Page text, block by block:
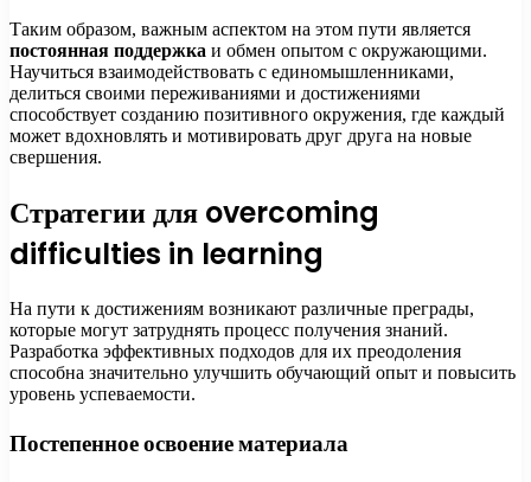
Таким образом, важным аспектом на этом пути является
постоянная поддержка и обмен опытом с окружающими.
Научиться взаимодействовать с единомышленниками,
делиться своими переживаниями и достижениями
способствует созданию позитивного окружения, где каждый
может вдохновлять и мотивировать друг друга на новые
свершения.
Стратегии для overcoming
difficulties in learning
На пути к достижениям возникают различные преграды,
которые могут затруднять процесс получения знаний.
Разработка эффективных подходов для их преодоления
способна значительно улучшить обучающий опыт и повысить
уровень успеваемости.
Постепенное освоение материала